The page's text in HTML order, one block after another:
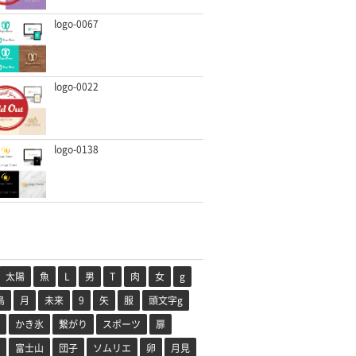
logo-0067
logo-0022
logo-0138
太陽 魚 L 男 T 肉 女
g
月 未来 9 矢 服
頭文字g
かき氷
繋がり スポーツ
扉
富士山
団子 ソムリエ 卵 月見